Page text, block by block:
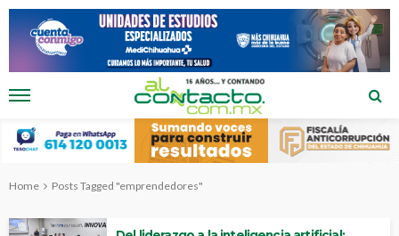
Home Posts Tagged "emprendedores"